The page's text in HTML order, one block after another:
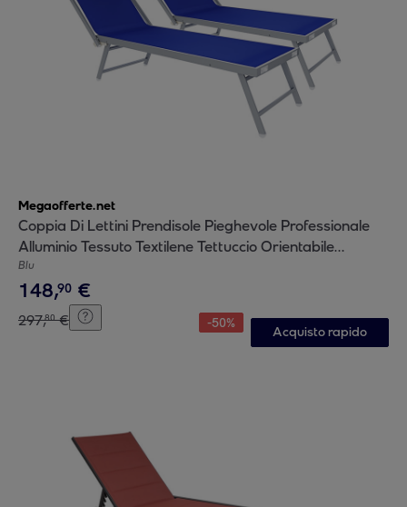
Megaofferte.net
Coppia Di Lettini Prendisole Pieghevole Professionale
Alluminio Tessuto Textilene Tettuccio Orientabile
Parasole Sdraio Mare Spiaggia 182x60x38 cm Blu
Blu
148,90 €
297,80 € -50%
Acquisto rapido